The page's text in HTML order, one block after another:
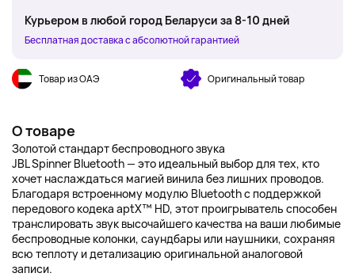
Курьером в любой город Беларуси за 8-10 дней
Бесплатная доставка с абсолютной гарантией
Товар из ОАЭ Оригинальный товар
О товаре
Золотой стандарт беспроводного звука
JBL Spinner Bluetooth — это идеальный выбор для тех, кто
хочет наслаждаться магией винила без лишних проводов.
Благодаря встроенному модулю Bluetooth с поддержкой
передового кодека aptX™ HD, этот проигрыватель способен
транслировать звук высочайшего качества на ваши любимые
беспроводные колонки, саундбары или наушники, сохраняя
всю теплоту и детализацию оригинальной аналоговой
записи.